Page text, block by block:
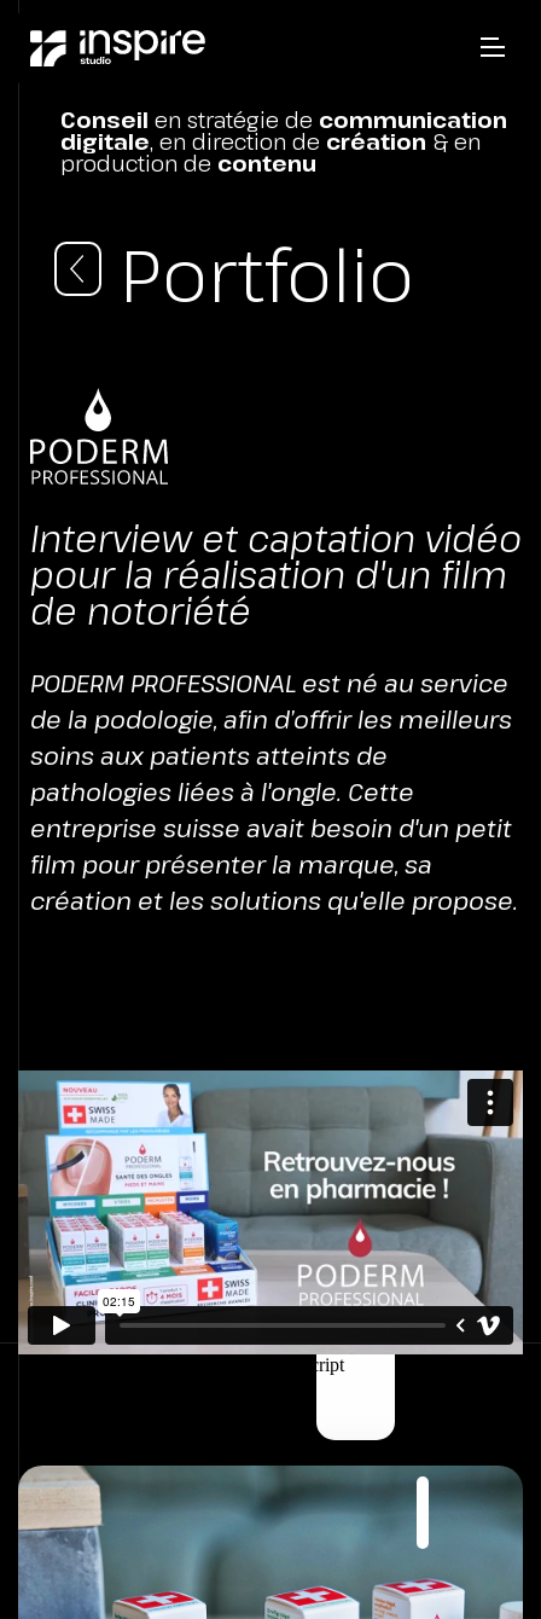
Conseil en stratégie de communication
digitale, en direction de création & en
production de contenu
Portfolio
Interview et captation vidéo
pour la réalisation d'un film
de notoriété
PODERM PROFESSIONAL est né au service
de la podologie, afin d’offrir les meilleurs
soins aux patients atteints de
pathologies liées à l'ongle. Cette
entreprise suisse avait besoin d'un petit
film pour présenter la marque, sa
création et les solutions qu'elle propose.